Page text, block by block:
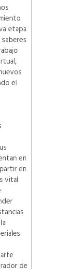
etapa
el
en
en
vital
de